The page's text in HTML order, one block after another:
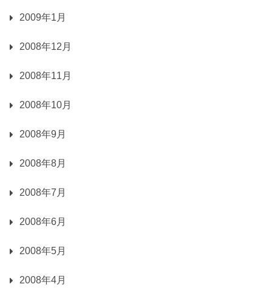
2009年1月
2008年12月
2008年11月
2008年10月
2008年9月
2008年8月
2008年7月
2008年6月
2008年5月
2008年4月